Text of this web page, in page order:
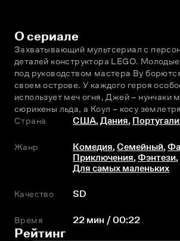
О сериале
Захватывающий мультсериал с
деталей конструктора LEGO.
под руководством мастера Ву
своем острове. У каждого героя
использует меч огня, Джей – нунчаки
сюрикены льда, а Коул – косу
Страна
США,Дания,
Жанр Комедия,Семейный,
Приключения,Фэнтези,
Для самых маленьких
Качество SD
Время 22 мин / 00:22
Рейтинг